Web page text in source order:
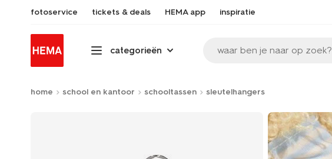
fotoservice tickets & deals HEMA app inspiratie
categorieën waar ben je naar op zoek?
home school en kantoor schooltassen sleutelhangers